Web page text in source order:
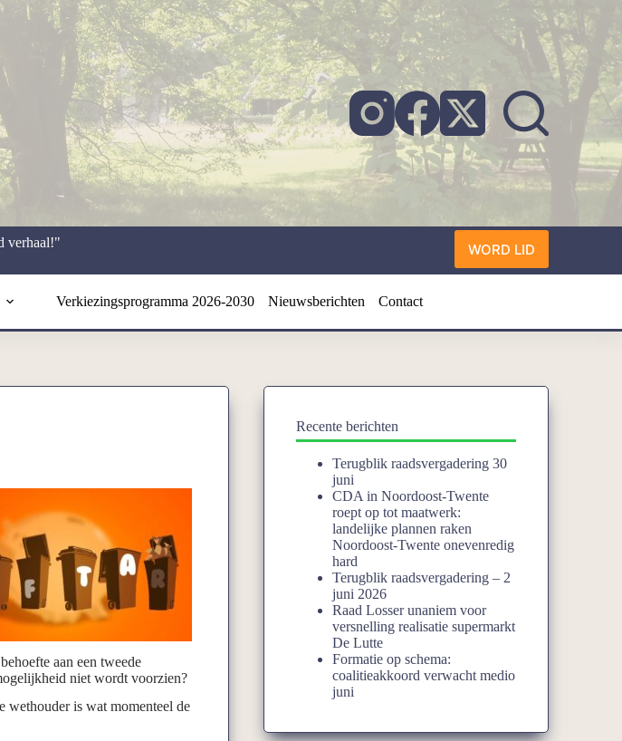
verhaal!" WORD LID
Verkiezingsprogramma 2026-2030 Nieuwsberichten Contact
aan een tweede
niet wordt voorzien?
wethouder is wat momenteel de
Recente berichten
Terugblik raadsvergadering 30
juni
CDA in Noordoost-Twente
roept op tot maatwerk:
landelijke plannen raken
Noordoost-Twente onevenredig
hard
Terugblik raadsvergadering – 2
juni 2026
Raad Losser unaniem voor
versnelling realisatie supermarkt
De Lutte
Formatie op schema:
coalitieakkoord verwacht medio
juni